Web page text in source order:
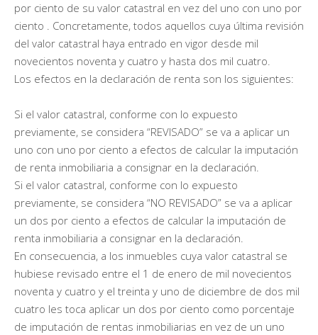
por ciento de su valor catastral en vez del uno con uno por
ciento . Concretamente, todos aquellos cuya última revisión
del valor catastral haya entrado en vigor desde mil
novecientos noventa y cuatro y hasta dos mil cuatro.
Los efectos en la declaración de renta son los siguientes:
Si el valor catastral, conforme con lo expuesto
previamente, se considera “REVISADO” se va a aplicar un
uno con uno por ciento a efectos de calcular la imputación
de renta inmobiliaria a consignar en la declaración.
Si el valor catastral, conforme con lo expuesto
previamente, se considera “NO REVISADO” se va a aplicar
un dos por ciento a efectos de calcular la imputación de
renta inmobiliaria a consignar en la declaración.
En consecuencia, a los inmuebles cuya valor catastral se
hubiese revisado entre el 1 de enero de mil novecientos
noventa y cuatro y el treinta y uno de diciembre de dos mil
cuatro les toca aplicar un dos por ciento como porcentaje
de imputación de rentas inmobiliarias en vez de un uno